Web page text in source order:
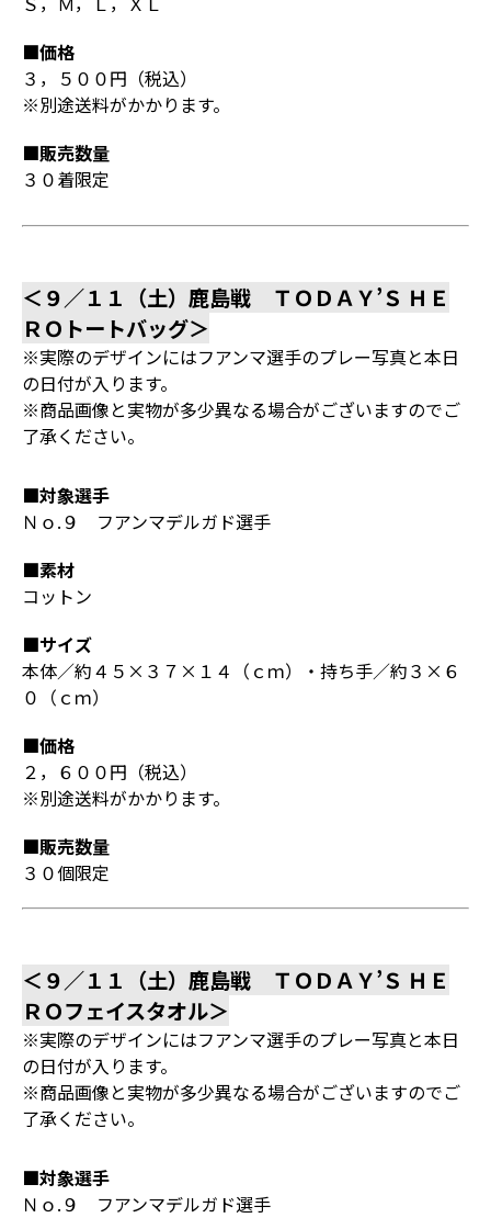
■価格
３，５００円（税込）
※別途送料がかかります。
■販売数量
３０着限定
＜９／１１（土）鹿島戦 ＴＯＤＡＹ’Ｓ ＨＥ
ＲＯトートバッグ＞
※実際のデザインにはフアンマ選手のプレー写真と本日
の日付が入ります。
※商品画像と実物が多少異なる場合がございますのでご
了承ください。
■対象選手
Ｎｏ.９ フアンマデルガド選手
■素材
コットン
■サイズ
本体／約４５×３７×１４（ｃｍ）・持ち手／約３×６
０（ｃｍ）
■価格
２，６００円（税込）
※別途送料がかかります。
■販売数量
３０個限定
＜９／１１（土）鹿島戦 ＴＯＤＡＹ’Ｓ ＨＥ
ＲＯフェイスタオル＞
※実際のデザインにはフアンマ選手のプレー写真と本日
の日付が入ります。
※商品画像と実物が多少異なる場合がございますのでご
了承ください。
■対象選手
Ｎｏ.９ フアンマデルガド選手